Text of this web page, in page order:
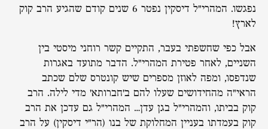
נפגשו. המהרי"ל דיסקין נפטר 6 שנים קודם שהגיע הרב קוק
לארץ!
אבל כפי שחשפתי בעבר, התקיים קשר רוחני מיסטי בין
השניים, לאחר פטירת המהרי"ל. הדבר מתועד באגרות
שנדפסו, ומפה לאוזן מספרים שיש קונטרס שלם שכתב
הראי"ה מהחידושים שעלו להם ב'חברותא' מדי לילה. הרב
קוק בביתו, והמהרי"ל בגן עדן… המהרי"ל גם עדכן את הרב
קוק בעמדתו בעניין המחלוקת של בנו (הר"י דיסקין) על הרב